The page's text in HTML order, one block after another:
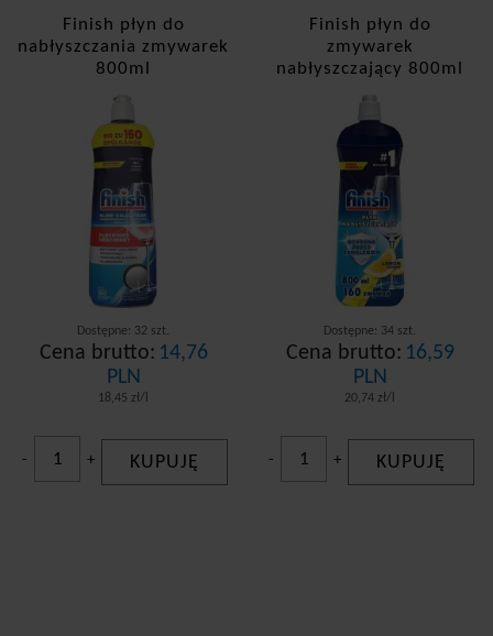
Finish płyn do
nabłyszczania zmywarek
800ml
Dostępne: 32 szt.
Cena brutto: 14,76
PLN
18,45 zł/l
- + KUPUJĘ
Finish płyn do
zmywarek
nabłyszczający 800ml
Dostępne: 34 szt.
Cena brutto: 16,59
PLN
20,74 zł/l
- + KUPUJĘ